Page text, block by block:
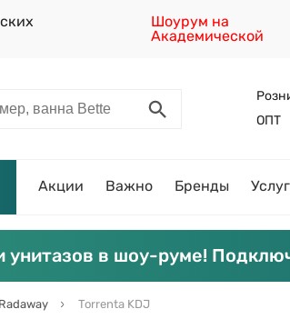
Шоурум на
Академической
ОПТ
Акции Важно Бренды
унитазов в шоу-руме!
Radaway Torrenta KDJ